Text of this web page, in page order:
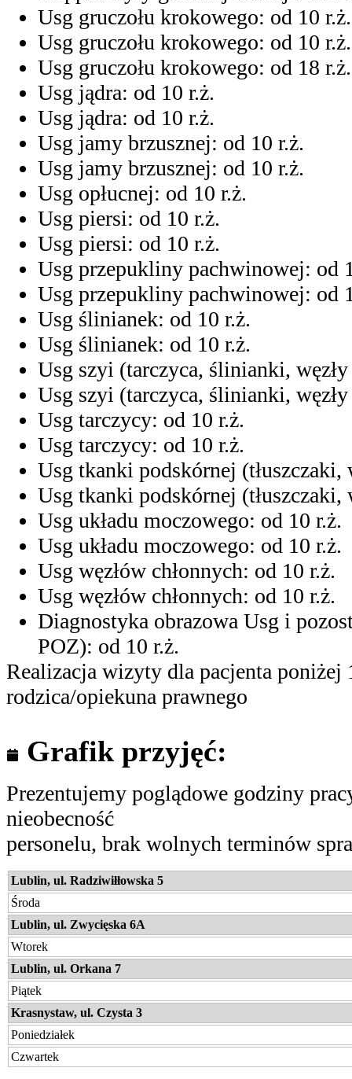
Usg gruczołu krokowego: od 10 r.ż.
Usg gruczołu krokowego: od 10 r.ż.
Usg gruczołu krokowego: od 18 r.ż.
Usg jądra: od 10 r.ż.
Usg jądra: od 10 r.ż.
Usg jamy brzusznej: od 10 r.ż.
Usg jamy brzusznej: od 10 r.ż.
Usg opłucnej: od 10 r.ż.
Usg piersi: od 10 r.ż.
Usg piersi: od 10 r.ż.
Usg przepukliny pachwinowej: od
Usg przepukliny pachwinowej: od
Usg ślinianek: od 10 r.ż.
Usg ślinianek: od 10 r.ż.
Usg szyi (tarczyca, ślinianki, węzły
Usg szyi (tarczyca, ślinianki, węzły
Usg tarczycy: od 10 r.ż.
Usg tarczycy: od 10 r.ż.
Usg tkanki podskórnej (tłuszczaki,
Usg tkanki podskórnej (tłuszczaki,
Usg układu moczowego: od 10 r.ż.
Usg układu moczowego: od 10 r.ż.
Usg węzłów chłonnych: od 10 r.ż.
Usg węzłów chłonnych: od 10 r.ż.
Diagnostyka obrazowa Usg i
POZ): od 10 r.ż.
Realizacja wizyty dla pacjenta
rodzica/opiekuna prawnego
Grafik przyjęć:
Prezentujemy poglądowe godziny
nieobecność
personelu, brak wolnych terminów
Lublin, ul. Radziwiłłowska 5
Środa
Lublin, ul. Zwycięska 6A
Wtorek
Lublin, ul. Orkana 7
Piątek
Krasnystaw, ul. Czysta 3
Poniedziałek
Czwartek